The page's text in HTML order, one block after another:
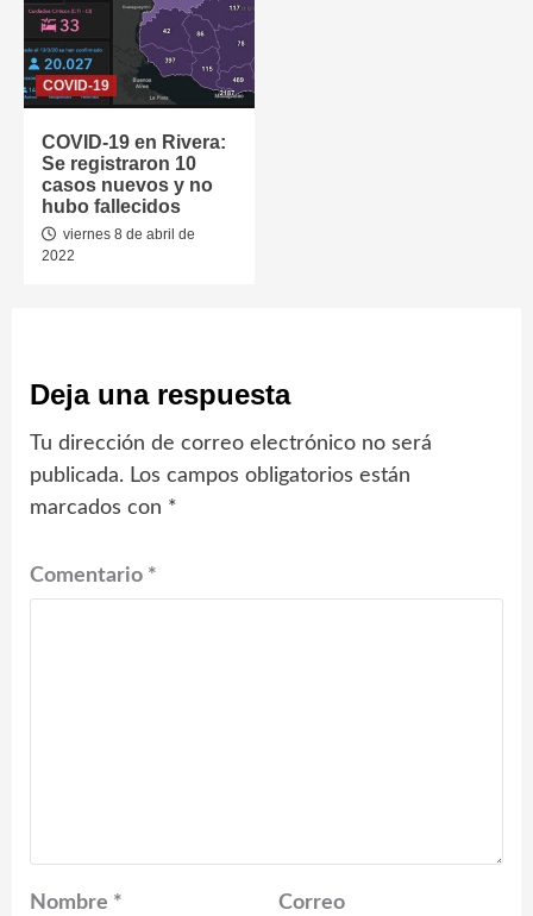
COVID-19
COVID-19 en Rivera:
Se registraron 10
casos nuevos y no
hubo fallecidos
viernes 8 de abril de
2022
Deja una respuesta
Tu dirección de correo electrónico no será
publicada. Los campos obligatorios están
marcados con *
Comentario *
Nombre *
Correo